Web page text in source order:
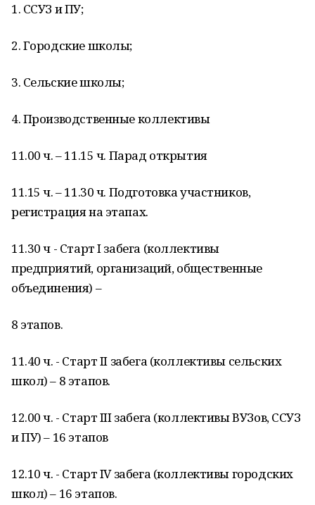
1. ССУЗ и ПУ;
2. Городские школы;
3. Сельские школы;
4. Производственные коллективы
11.00 ч. – 11.15 ч. Парад открытия
11.15 ч. – 11.30 ч. Подготовка участников,
регистрация на этапах.
11.30 ч - Старт I забега (коллективы
предприятий, организаций, общественные
объединения) –
8 этапов.
11.40 ч. - Старт II забега (коллективы сельских
школ) – 8 этапов.
12.00 ч. - Старт III забега (коллективы ВУЗов, ССУЗ
и ПУ) – 16 этапов
12.10 ч. - Старт IV забега (коллективы городских
школ) – 16 этапов.